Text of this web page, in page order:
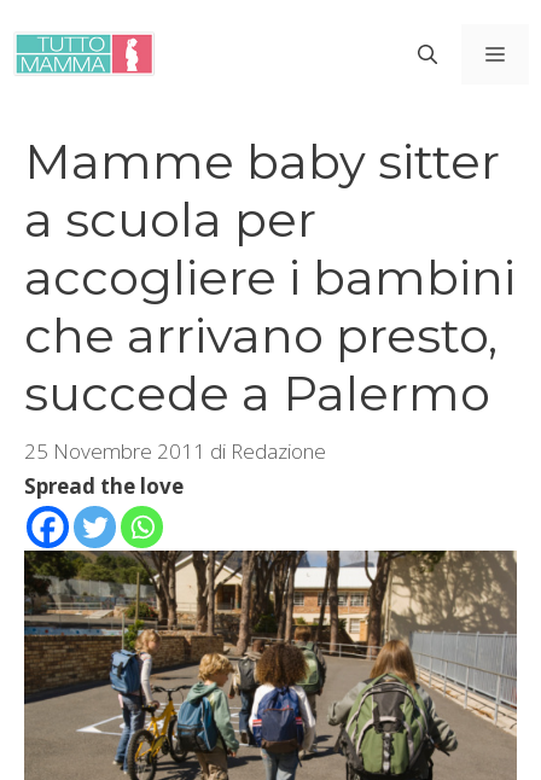
contenuto
Mamme baby sitter
a scuola per
accogliere i bambini
che arrivano presto,
succede a Palermo
25 Novembre 2011 di Redazione
Spread the love